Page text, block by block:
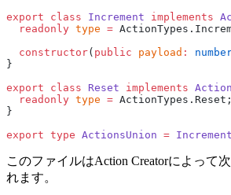
export class Increment implements
  readonly
type =
  constructor
( public payload :
}
export class Reset implements Action
  readonly
type = ActionTypes.Reset;
}
export type ActionsUnion = Increment
このファイルはAction Creatorによって
れます。